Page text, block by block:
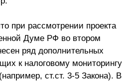
при рассмотрении проекта
Думе РФ во втором
ряд дополнительных
к налоговому мониторингу
ст.ст. 3-5 Закона). В